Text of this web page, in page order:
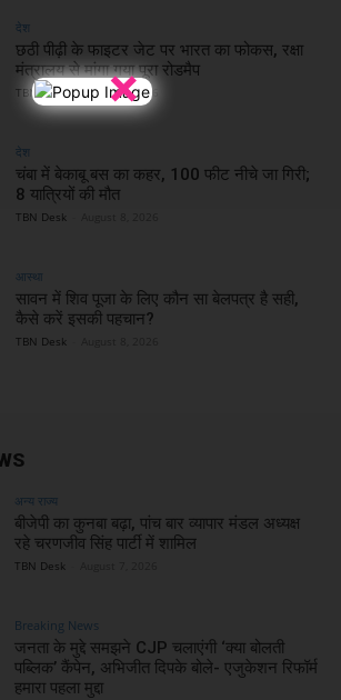
×
देश
छठी पीढ़ी के फाइटर जेट पर भारत का फोकस, रक्षा
मंत्रालय से मांगा गया पूरा रोडमैप
TBN Desk - August 8, 2026
देश
चंबा में बेकाबू बस का कहर, 100 फीट नीचे जा गिरी;
8 यात्रियों की मौत
TBN Desk
आस्था
सावन में शिव पूजा के लिए कौन सा बेलपत्र है सही,
कैसे करें इसकी पहचान?
TBN Desk
अन्य राज्य
बीजेपी का कुनबा बढ़ा, पांच बार व्यापार मंडल अध्यक्ष
रहे चरणजीव सिंह पार्टी में शामिल
TBN Desk
Breaking News
जनता के मुद्दे समझने CJP चलाएंगी ‘क्या बोलती
पब्लिक’ कैंपेन, अभिजीत दिपके बोले- एजुकेशन रिफॉर्म
हमारा पहला मुद्दा